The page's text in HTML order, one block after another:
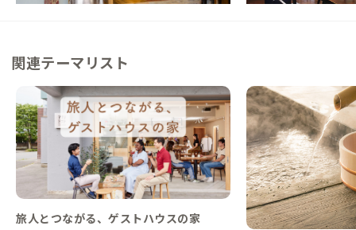
関連テーマリスト
旅人とつながる、ゲストハウスの家